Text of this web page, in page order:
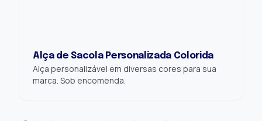
Alça de Sacola Personalizada Colorida
Alça personalizável em diversas cores para sua
marca. Sob encomenda.